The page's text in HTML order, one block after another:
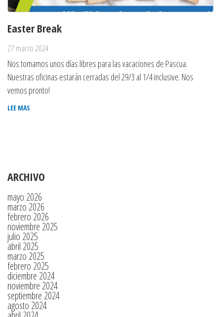
Easter Break
27 marzo 2024
Nos tomamos unos días libres para las vacaciones de Pascua.
Nuestras oficinas estarán cerradas del 29/3 al 1/4 inclusive. Nos
vemos pronto!
LEE MAS
ARCHIVO
mayo 2026
marzo 2026
febrero 2026
noviembre 2025
julio 2025
abril 2025
marzo 2025
febrero 2025
diciembre 2024
noviembre 2024
septiembre 2024
agosto 2024